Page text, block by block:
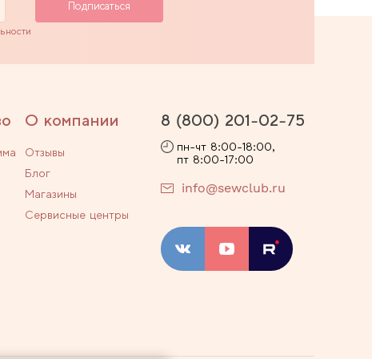
О компании
Отзывы
Блог
Магазины
Сервисные центры
8 (800) 201-02-75
пн-чт 8:00-18:00,
пт 8:00-17:00
info@sewclub.ru